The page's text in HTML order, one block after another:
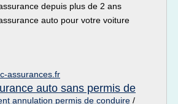
depuis plus de 2 ans
auto pour votre voiture
assurances.fr
auto sans permis de
annulation permis de conduire /